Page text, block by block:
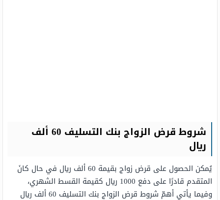
شروط قرض الزواج بنك التسليف 60 ألف
ريال
يُمكن الحصول على قرض زواج بقيمة 60 ألف ريال في حال كانَ
المتقدم قادرًا على دفع 1000 ريال كقيمة القسط الشهري،
وفيما يأتي أهمّ شروط قرض الزواج بنك التسليف 60 ألف ريال